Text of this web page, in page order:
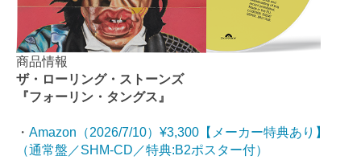
商品情報
ザ・ローリング・ストーンズ
『フォーリン・タングス』
・ Amazon（2026/7/10）¥3,300【メーカー特典あり】
（通常盤／SHM-CD／特典:B2ポスター付）